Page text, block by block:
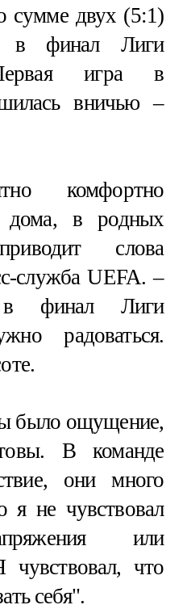
сумме двух (5:1)
в финал Лиги
игра в
вничью –
комфортно
в родных
слова
служба UEFA. –
финал Лиги
радоваться.
было ощущение,
В команде
они много
я не чувствовал
или
чувствовал, что
себя".